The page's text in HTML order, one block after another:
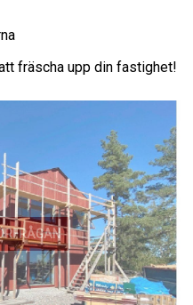
fräscha upp din fastighet!